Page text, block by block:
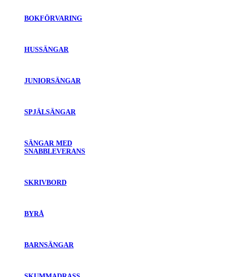
BOKFÖRVARING
HUSSÄNGAR
JUNIORSÄNGAR
SPJÄLSÄNGAR
SÄNGAR MED
SNABBLEVERANS
SKRIVBORD
BYRÅ
BARNSÄNGAR